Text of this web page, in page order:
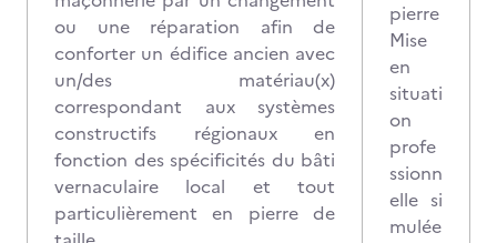
ou une réparation afin de
conforter un édifice ancien avec
un/des matériau(x)
correspondant aux systèmes
constructifs régionaux en
fonction des spécificités du bâti
vernaculaire local et tout
particulièrement en pierre de
pierre
Mise
en
situati
on
profe
ssionn
elle si
mulée